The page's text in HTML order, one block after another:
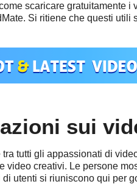
scaricare gratuitamente
Si ritiene che questi
sui
tutti gli appassionati di
video creativi. Le persone
utenti si riuniscono qui per